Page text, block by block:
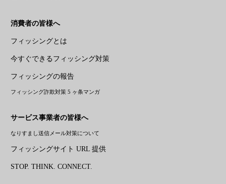
消費者の皆様へ
フィッシングとは
今すぐできるフィッシング対策
フィッシングの報告
フィッシング詐欺対策 5 ヶ条マンガ
サービス事業者の皆様へ
なりすまし送信メール対策について
フィッシングサイト URL 提供
STOP. THINK. CONNECT.